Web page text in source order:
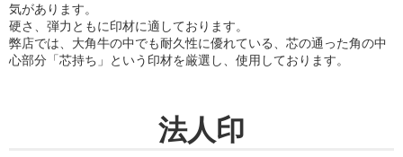
気があります。
硬さ、弾力ともに印材に適しております。
弊店では、大角牛の中でも耐久性に優れている、芯の通った角の中
心部分「芯持ち」という印材を厳選し、使用しております。
法人印